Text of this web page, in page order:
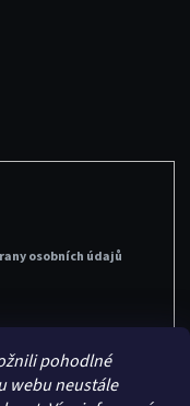
pohodlné
webu neustále
osobních údajů